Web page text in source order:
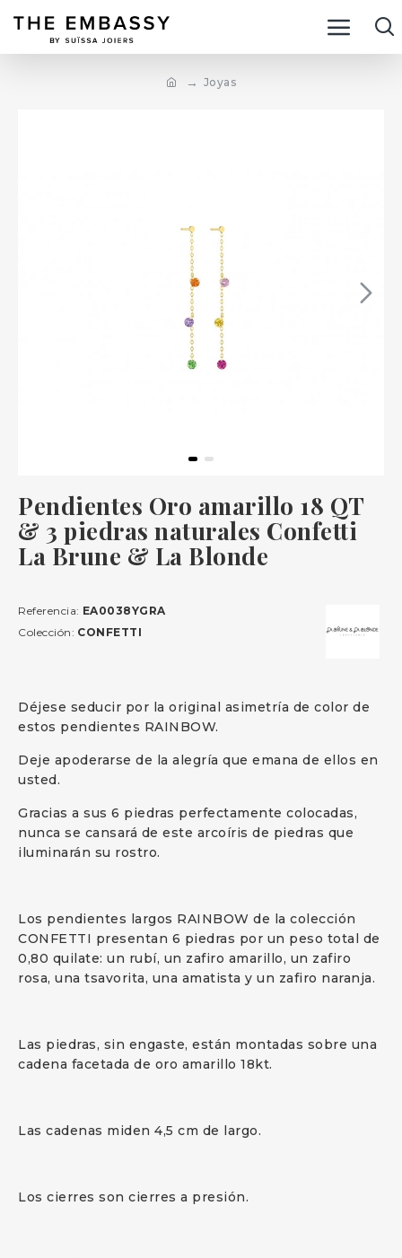
Joyas
Pendientes Oro amarillo 18 QT
& 3 piedras naturales Confetti
La Brune & La Blonde
Déjese seducir por la original asimetría de color de
estos pendientes RAINBOW.
Deje apoderarse de la alegría que emana de ellos en
usted.
Gracias a sus 6 piedras perfectamente colocadas,
nunca se cansará de este arcoíris de piedras que
iluminarán su rostro.
Los pendientes largos RAINBOW de la colección
CONFETTI presentan 6 piedras por un peso total de
0,80 quilate: un rubí, un zafiro amarillo, un zafiro
rosa, una tsavorita, una amatista y un zafiro naranja.
Las piedras, sin engaste, están montadas sobre una
cadena facetada de oro amarillo 18kt.
Las cadenas miden 4,5 cm de largo.
Los cierres son cierres a presión.
Referencia: EA0038YGRA
Colección: CONFETTI